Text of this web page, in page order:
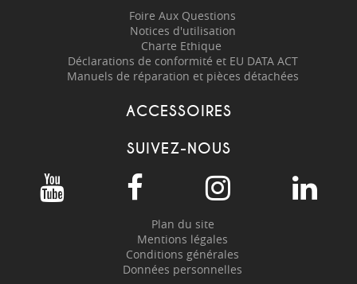
Foire Aux Questions
Notices d'utilisation
Charte Ethique
Déclarations de conformité et EU DATA ACT
Manuels de réparation et pièces détachées
ACCESSOIRES
SUIVEZ-NOUS
Plan du site
Mentions légales
Conditions générales
Données personnelles